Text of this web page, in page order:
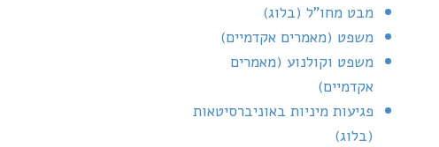
מבט מחו"ל (בלוג)
משפט (מאמרים אקדמיים)
משפט וקולנוע (מאמרים
אקדמיים)
פגיעות מיניות באוניברסיטאות
(בלוג)